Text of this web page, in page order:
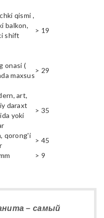
qismi ,
balkon,
shift
> 19
onasi (
maxsus
> 29
art,
daraxt
yoki
> 35
qorong'i
> 45
> 9
– самый